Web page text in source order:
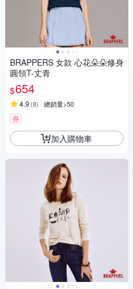
BRAPPERS 女款 心花朵朵修身
圓領T-丈青
$654
4.9 (8) 總銷量>50
券
加入購物車